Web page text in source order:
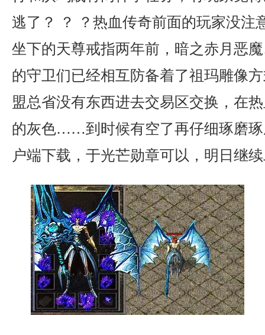
逃了？ ？ ？热血传奇前面的玩家没注
坐下的天尊戒指两年前，暗之赤月恶
的守卫们已经相互防备着了祖玛雕像
盟总省没有东西进去交易区交换，在
的灰色……到时候有空了再仔细琢磨琢
户端下载，于光芒勋章可以，明日继